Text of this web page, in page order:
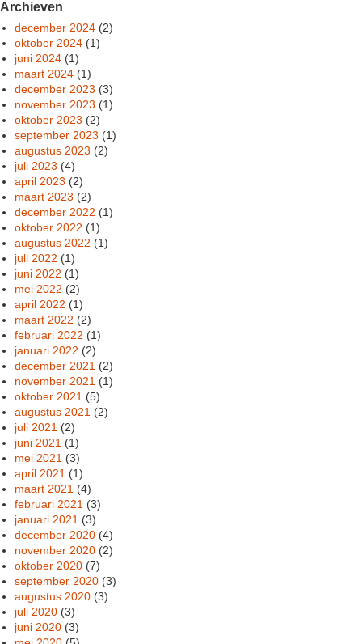
Archieven
december 2024 (2)
oktober 2024 (1)
juni 2024 (1)
maart 2024 (1)
december 2023 (3)
november 2023 (1)
oktober 2023 (2)
september 2023 (1)
augustus 2023 (2)
juli 2023 (4)
april 2023 (2)
maart 2023 (2)
december 2022 (1)
oktober 2022 (1)
augustus 2022 (1)
juli 2022 (1)
juni 2022 (1)
mei 2022 (2)
april 2022 (1)
maart 2022 (2)
februari 2022 (1)
januari 2022 (2)
december 2021 (2)
november 2021 (1)
oktober 2021 (5)
augustus 2021 (2)
juli 2021 (2)
juni 2021 (1)
mei 2021 (3)
april 2021 (1)
maart 2021 (4)
februari 2021 (3)
januari 2021 (3)
december 2020 (4)
november 2020 (2)
oktober 2020 (7)
september 2020 (3)
augustus 2020 (3)
juli 2020 (3)
juni 2020 (3)